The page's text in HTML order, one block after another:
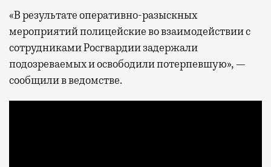
«В результате оперативно-разыскных
мероприятий полицейские во взаимодействии с
сотрудниками Росгвардии задержали
подозреваемых и освободили потерпевшую», —
сообщили в ведомстве.